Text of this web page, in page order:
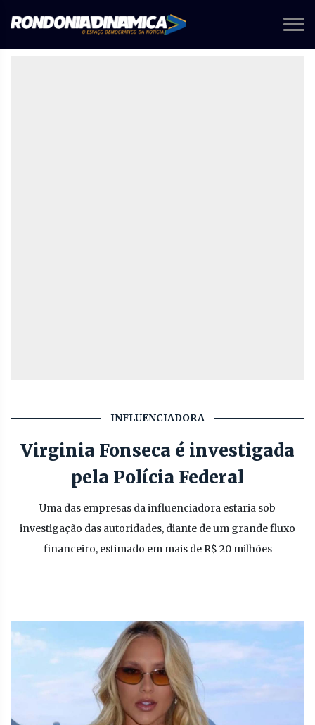
INFLUENCIADORA
Virginia Fonseca é investigada
pela Polícia Federal
Uma das empresas da influenciadora estaria sob
investigação das autoridades, diante de um grande fluxo
financeiro, estimado em mais de R$ 20 milhões